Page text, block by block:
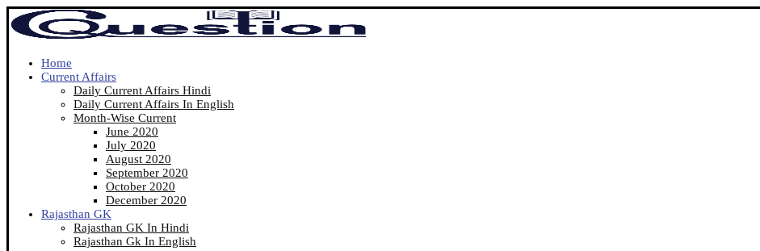
Home
Current Affairs
Daily Current Affairs Hindi
Daily Current Affairs In English
Month-Wise Current
June 2020
July 2020
August 2020
September 2020
October 2020
December 2020
Rajasthan GK
Rajasthan GK In Hindi
Rajasthan Gk In English